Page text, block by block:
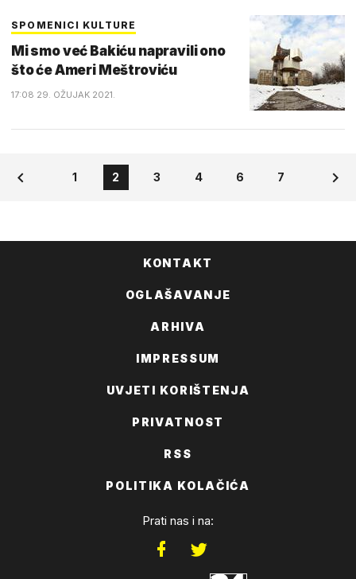
SPOMENICI KULTURE
Mi smo već Bakiću napravili ono
što će Ameri Meštroviću
17:08 29. OŽUJAK 2021.
1 2 3 4 6 7
KONTAKT
OGLAŠAVANJE
ARHIVA
IMPRESSUM
UVJETI KORIŠTENJA
PRIVATNOST
RSS
POLITIKA KOLAČIĆA
Prati nas i na: